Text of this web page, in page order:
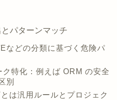
パターンマッチ
などの分類に基づく危険パ
特化：例えば ORM の安全
別
は汎用ルールとプロジェク